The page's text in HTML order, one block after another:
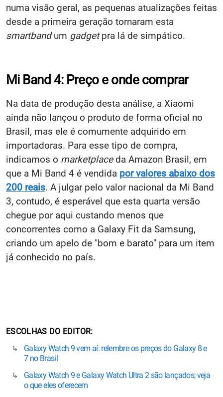
numa visão geral, as pequenas atualizações feitas
desde a primeira geração tornaram esta
smartbandum gadgetpra lá de simpático.
Mi Band 4: Preço e onde comprar
Na data de produção desta análise, a Xiaomi
ainda não lançou o produto de forma oficial no
Brasil, mas ele é comumente adquirido em
importadoras. Para esse tipo de compra,
indicamos o marketplaceda Amazon Brasil, em
que a Mi Band 4 é vendida por valores abaixo dos
200 reais. A julgar pelo valor nacional da Mi Band
3, contudo, é esperável que esta quarta versão
chegue por aqui custando menos que
concorrentes como a Galaxy Fit da Samsung,
criando um apelo de "bom e barato" para um item
já conhecido no país.
ESCOLHAS DO EDITOR
Galaxy Watch 9 vem aí: relembre os preços do Galaxy 8 e
7 no Brasil
Galaxy Watch 9 e Galaxy Watch Ultra 2 são lançados; veja
o que eles oferecem